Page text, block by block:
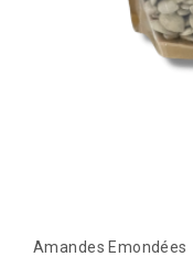
Amandes Emondées